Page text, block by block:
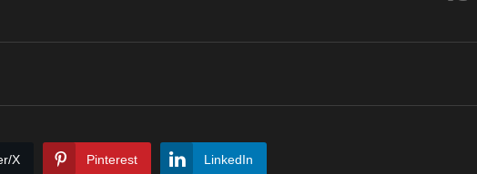
X Pinterest LinkedIn